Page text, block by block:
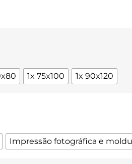
1x 75x100 1x 90x120
Impressão fotográfica e